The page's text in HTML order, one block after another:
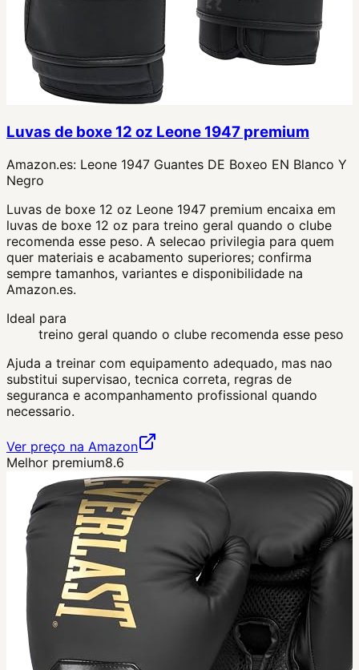
Luvas de boxe 12 oz Leone 1947 premium
Amazon.es: Leone 1947 Guantes DE Boxeo EN Blanco Y
Negro
Luvas de boxe 12 oz Leone 1947 premium encaixa em
luvas de boxe 12 oz para treino geral quando o clube
recomenda esse peso. A selecao privilegia para quem
quer materiais e acabamento superiores; confirma
sempre tamanhos, variantes e disponibilidade na
Amazon.es.
Ideal para
treino geral quando o clube recomenda esse peso
Ajuda a treinar com equipamento adequado, mas nao
substitui supervisao, tecnica correta, regras de
seguranca e acompanhamento profissional quando
necessario.
Ver preço na Amazon
Melhor premium8.6